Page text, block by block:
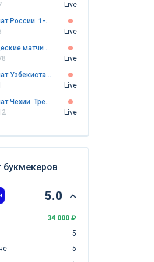
Live
Чемпионат России. 1-я лига
Live
Товарищеские матчи клубов
Live
Чемпионат Узбекистана. ПФЛ
Live
Чемпионат Чехии. Третья лига
Live
букмекеров
5.0
34 000 ₽
5
5